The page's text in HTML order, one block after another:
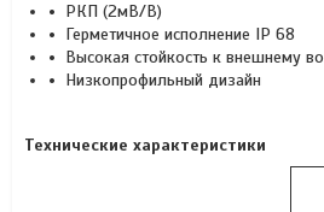
РКП (2мВ/В)
Герметичное исполнение IP 68
Высокая стойкость к внешнему
Низкопрофильный дизайн
Технические характеристики